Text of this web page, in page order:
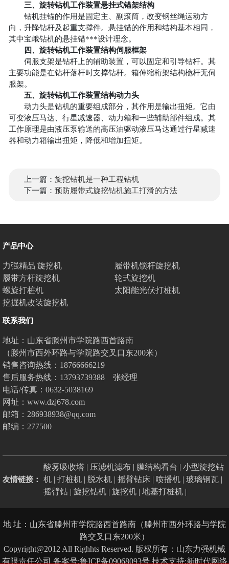
桩
挖
掘
改
装
旋
三、旋转钻机工作装置悬挂式锚架结构
钻机挂锚的作用是固定主、副滚筒，改变钢丝绳运动方
向，升降钻杆及起重支撑件。悬挂锚的作用和结构基本相同，
其中宝峨钻机的悬挂锚***设计理念。
四、旋转钻机工作装置结构伺服框架
伺服支架是钻杆上的辅助装置，可以固定和引导钻杆。其
主要功能是在钻杆落杆时支撑钻杆。箱伸缩桁架结构桅杆无伺
服架。
五、旋转钻机工作装置结构动力头
动力头是钻机的重要组成部分，其作用是输出扭矩。它由
可变液压马达、行星减速器、动力箱和一些辅助部件组成。其
工作原理是由液压泵输送的高压油驱动液压马达通过行星减速
器和动力箱输出扭矩，降低和增加扭矩。
上一篇： 旋挖钻机是一种工程钻机
下一篇： 预防履带式旋挖钻机施工打滑的方法
产品中心
力强精品 旋挖机
履带机锁杆旋挖机
履带方杆旋挖机
轮式旋挖机
螺旋打桩机
太阳能光伏打桩机
挖掘机改装旋挖机
联系我们
地址：山东省滕州市学院路西首路南
（滕州市西外环路与学院路交叉口东200米）
销售咨询热线：18766666219
售后服务热线：13793739388 张经理
电话/传真：0632-5038169
网址：www.dzj678.com
邮箱：286938938@qq.com
邮编：277500
友情链接：
酸雾吸收塔 | 压滤机滤布| 膜结构看台 | 小型旋挖钻
机| 打桩机| 脱水机| 摇臂钻床| 喷播机| 玻璃钢瓦|
摇臂钻| 旋挖钻机| 旋挖机| 地基打桩机|
地 址：山东省滕州市学院路西首路南（滕州市西外环路与学院
路交叉口东200米）
Copyright@2012 All Righhts Reserved. 版权所有：山东力强机械
有限责任公司 备案号:鲁ICP备09068093号 技术支持:新时代网络